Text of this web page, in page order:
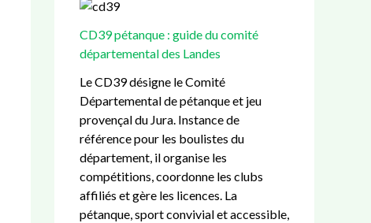
CD39 pétanque : guide du comité
départemental des Landes
Le CD39 désigne le Comité
Départemental de pétanque et jeu
provençal du Jura. Instance de
référence pour les boulistes du
département, il organise les
compétitions, coordonne les clubs
affiliés et gère les licences. La
pétanque, sport convivial et accessible,